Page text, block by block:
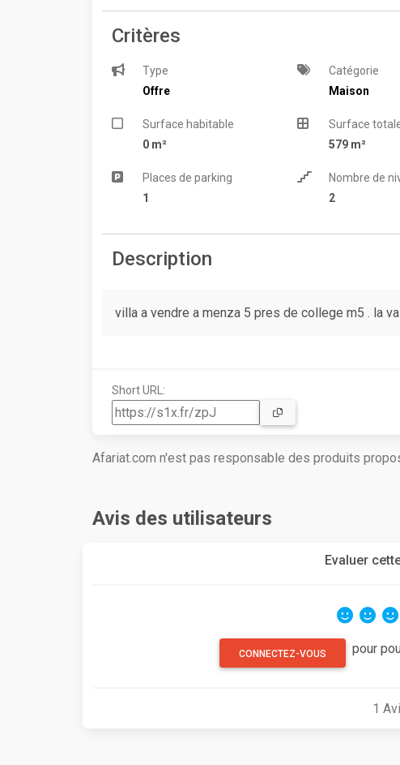
Critères
Type
Offre
Catégorie
Maison
Surface habitable
0 m²
Surface
579 m²
Places de parking
1
Nombre de
2
Description
villa a vendre a menza 5 pres de college m5 . la
Short URL:
Afariat.com n'est pas responsable des produits
Avis des utilisateurs
Evaluer
CONNECTEZ-VOUS pour
1